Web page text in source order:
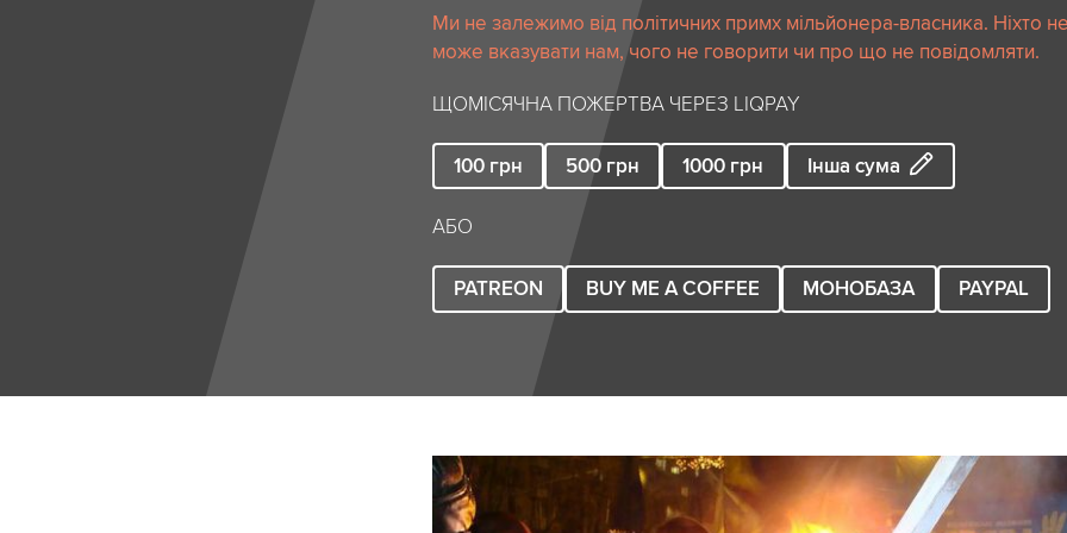
Ми не залежимо від політичних примх мільйонера-власника. Ніхто
може вказувати нам, чого не говорити чи про що не повідомляти.
ЩОМІСЯЧНА ПОЖЕРТВА ЧЕРЕЗ LIQPAY
100 грн 500 грн 1000 грн Інша сума
АБО
PATREON BUY ME A COFFEE МОНОБАЗА PAYPAL